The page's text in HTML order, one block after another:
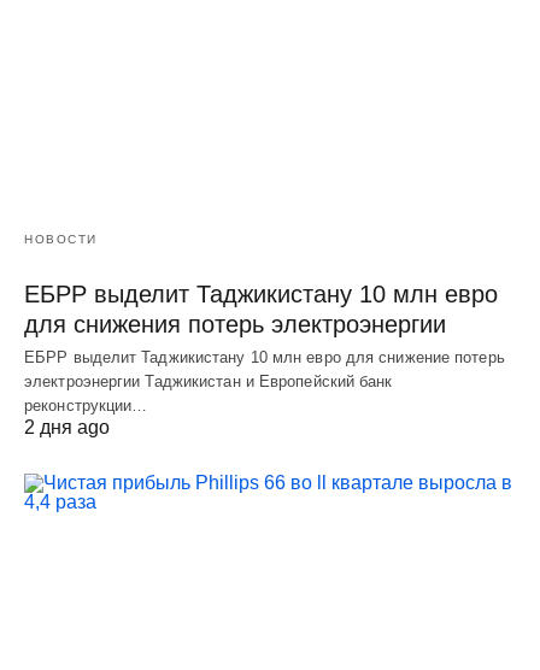
НОВОСТИ
ЕБРР выделит Таджикистану 10 млн евро
для снижения потерь электроэнергии
ЕБРР выделит Таджикистану 10 млн евро для снижение потерь
электроэнергии Таджикистан и Европейский банк
реконструкции…
2 дня ago